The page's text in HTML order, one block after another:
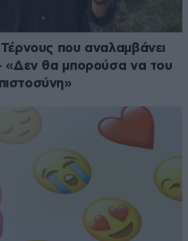
Τέρνους που αναλαμβάνει
«Δεν θα μπορούσα να του